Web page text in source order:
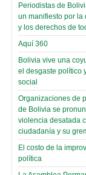
Periodistas de
un manifiesto por la
y los derechos de
Aquí 360
Bolivia vive una
el desgaste político
social
Organizaciones de
de Bolivia se
violencia desatada
ciudadanía y su
El costo de la
política